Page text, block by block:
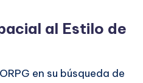
al Estilo de
en su búsqueda de